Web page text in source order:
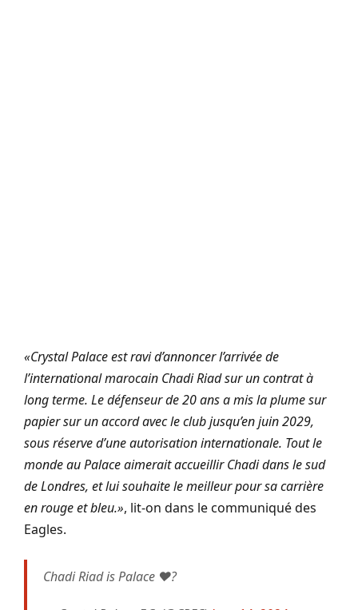
«Crystal Palace est ravi d’annoncer l’arrivée de
l’international marocain Chadi Riad sur un contrat à
long terme. Le défenseur de 20 ans a mis la plume sur
papier sur un accord avec le club jusqu’en juin 2029,
sous réserve d’une autorisation internationale. Tout le
monde au Palace aimerait accueillir Chadi dans le sud
de Londres, et lui souhaite le meilleur pour sa carrière
en rouge et bleu.», lit-on dans le communiqué des
Eagles.
Chadi Riad is Palace ❤️?